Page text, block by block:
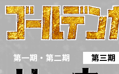
第一期 ・ 第二期 第三期